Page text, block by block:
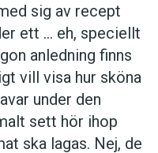
sig av recept
ett … eh, speciellt
anledning finns
vill visa hur sköna
under den
sett hör ihop
ska lagas. Nej, de